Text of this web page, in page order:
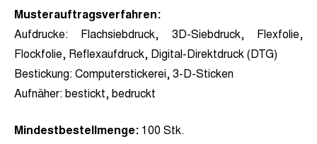
Musterauftragsverfahren:
Aufdrucke: Flachsiebdruck, 3D-Siebdruck, Flexfolie,
Flockfolie, Reflexaufdruck, Digital-Direktdruck (DTG)
Bestickung: Computerstickerei, 3-D-Sticken
Aufnäher: bestickt, bedruckt
Mindestbestellmenge: 100 Stk.